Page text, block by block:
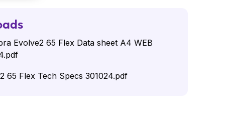
Evolve2 65 Flex Data sheet A4 WEB
65 Flex Tech Specs 301024.pdf